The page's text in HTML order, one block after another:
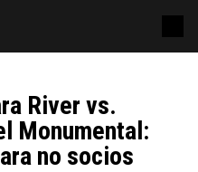
River vs.
Monumental:
no socios